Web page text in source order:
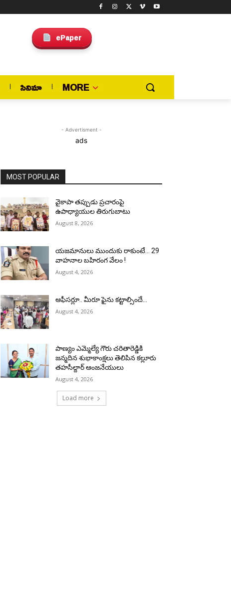
ePaper
సినిమా MORE
- Advertisment -
ads
MOST POPULAR
వైకాపా తప్పుడు ప్రచారంపై
ఉపాధ్యాయుల తిరుగుబాటు
August 8, 2026
యజమానులు ముందుకు రాకుంటే… 29
వాహనాల బహిరంగ వేలం !
August 4, 2026
ఆఫీసర్లూ.. మీరూ ఫైను కట్టాల్సిందే…
August 4, 2026
పాణ్యం ఎమ్మెల్యే గౌరు చరితారెడ్డికి
జన్మదిన శుభాకాంక్షలు తెలిపిన కల్లూరు
తహసీల్దార్ ఆంజనేయులు
August 4, 2026
Load more